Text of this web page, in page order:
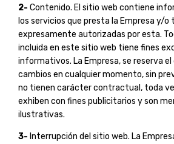
2- Contenido. El sitio web contiene
los servicios que presta la Empresa y/
expresamente autorizadas por esta.
incluida en este sitio web tiene fines
informativos. La Empresa, se reserva
cambios en cualquier momento, sin
no tienen carácter contractual, toda
exhiben con fines publicitarios y son
ilustrativas.
3- Interrupción del sitio web. La